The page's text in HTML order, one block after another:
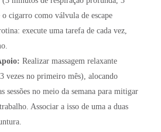
cigarro como válvula de escape
execute uma tarefa de cada vez,
Realizar massagem relaxante
vezes no primeiro mês), alocando
sessões no meio da semana para mitigar
Associar a isso de uma a duas